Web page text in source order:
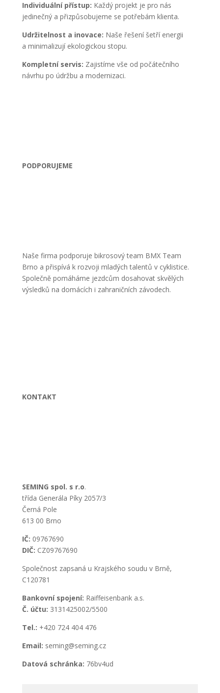
Individuální přístup: Každý projekt je pro nás
jedinečný a přizpůsobujeme se potřebám klienta.
Udržitelnost a inovace: Naše řešení šetří energii
a minimalizují ekologickou stopu.
Kompletní servis: Zajistíme vše od počátečního
návrhu po údržbu a modernizaci.
PODPORUJEME
Naše firma podporuje bikrosový team BMX Team
Brno a přispívá k rozvoji mladých talentů v cyklistice.
Společně pomáháme jezdcům dosahovat skvělých
výsledků na domácích i zahraničních závodech.
KONTAKT
SEMING spol. s r.o.
třída Generála Píky 2057/3
Černá Pole
613 00 Brno
IČ: 09767690
DIČ: CZ09767690
Společnost zapsaná u Krajského soudu v Brně,
C120781
Bankovní spojení: Raiffeisenbank a.s.
Č. účtu: 3131425002/5500
Tel.: +420 724 404 476
Email: seming@seming.cz
Datová schránka: 76bv4ud